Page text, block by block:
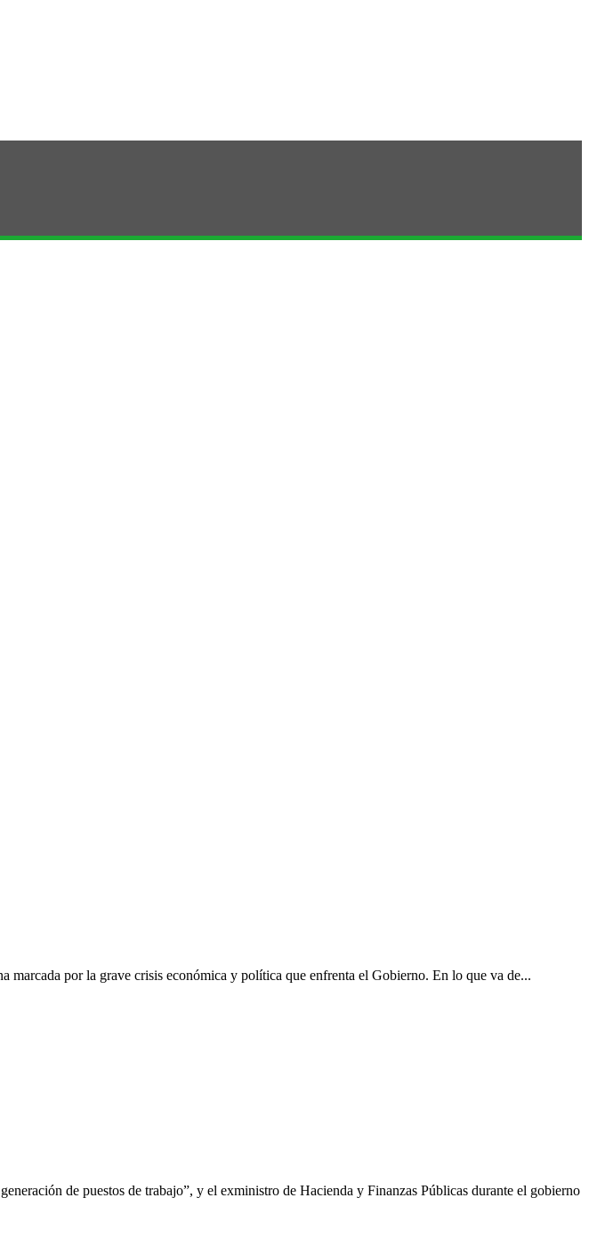
marcada por la grave crisis económica y política que enfrenta el Gobierno. En lo que va de...
de puestos de trabajo”, y el exministro de Hacienda y Finanzas Públicas durante el gobierno